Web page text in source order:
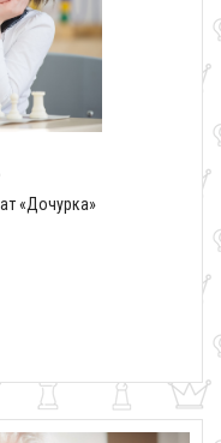
«Дочурка»